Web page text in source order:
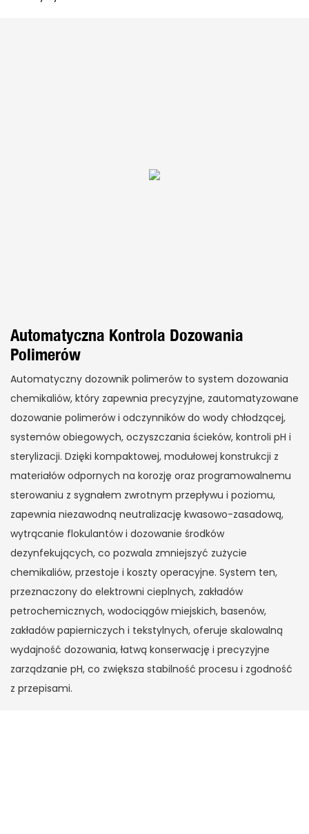
Automatyczna Kontrola Dozowania
Polimerów
Automatyczny dozownik polimerów to system dozowania
chemikaliów, który zapewnia precyzyjne, zautomatyzowane
dozowanie polimerów i odczynników do wody chłodzącej,
systemów obiegowych, oczyszczania ścieków, kontroli pH i
sterylizacji. Dzięki kompaktowej, modułowej konstrukcji z
materiałów odpornych na korozję oraz programowalnemu
sterowaniu z sygnałem zwrotnym przepływu i poziomu,
zapewnia niezawodną neutralizację kwasowo-zasadową,
wytrącanie flokulantów i dozowanie środków
dezynfekujących, co pozwala zmniejszyć zużycie
chemikaliów, przestoje i koszty operacyjne. System ten,
przeznaczony do elektrowni cieplnych, zakładów
petrochemicznych, wodociągów miejskich, basenów,
zakładów papierniczych i tekstylnych, oferuje skalowalną
wydajność dozowania, łatwą konserwację i precyzyjne
zarządzanie pH, co zwiększa stabilność procesu i zgodność
z przepisami.